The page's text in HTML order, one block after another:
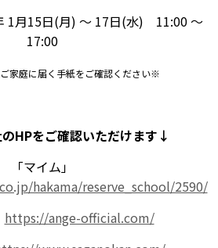
15日(月) ～ 17日(水) 11:00 ～
17:00
家庭に届く手紙をご確認ください※
HPをご確認いただけます↓
「マイム」
hakama/reserve_school/2590/
https://ange-official.com/